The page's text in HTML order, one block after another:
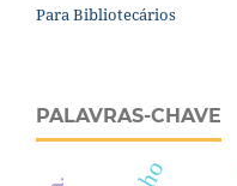
Para Bibliotecários
PALAVRAS-CHAVE